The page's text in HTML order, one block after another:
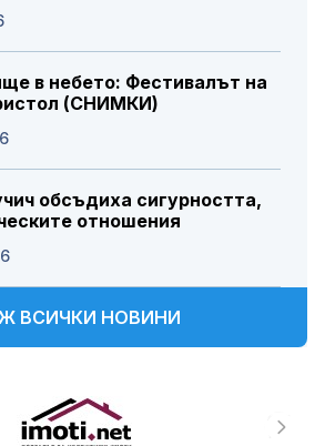
в небето: Фестивалът на
(СНИМКИ)
обсъдиха сигурността,
отношения
ВСИЧКИ НОВИНИ